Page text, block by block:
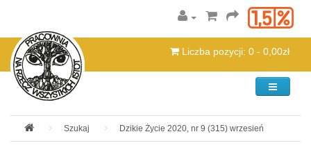
Liczba pozycji: 0 - 0,00zł
Kategorie
Szukaj Dzikie Życie 2020, nr 9 (315) wrzesień